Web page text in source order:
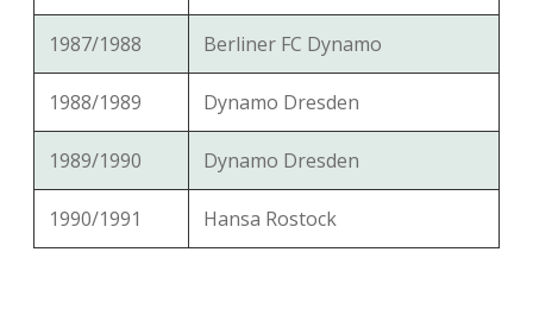
1987/1988 Berliner FC Dynamo
1988/1989 Dynamo Dresden
1989/1990 Dynamo Dresden
1990/1991 Hansa Rostock